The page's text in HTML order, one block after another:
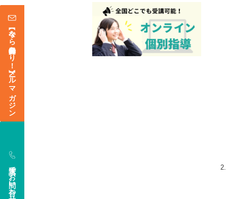
【今なら登録特典あり！】メールマガジン
電話でお問い合わせ